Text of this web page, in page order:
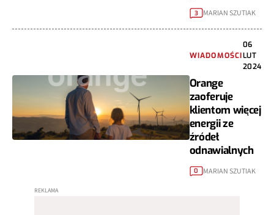
3 MARIAN SZUTIAK
WIADOMOŚCI
06
LUT
2024
Orange
zaoferuje
klientom więcej
energii ze
źródeł
odnawialnych
0 MARIAN SZUTIAK